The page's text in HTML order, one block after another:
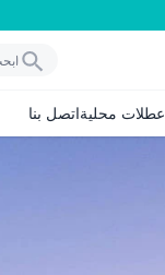
عطلات محليةاتصل بنا